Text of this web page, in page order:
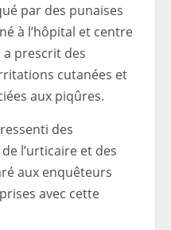
par des punaises
à l’hôpital et centre
prescrit des
cutanées et
aux piqûres.
des
l’urticaire et des
aux enquêteurs
avec cette